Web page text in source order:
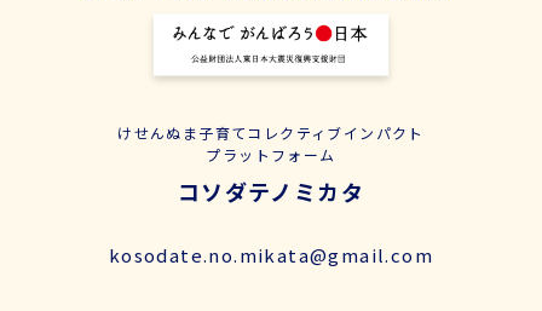
けせんぬま子育てコレクティブインパクト
プラットフォーム
コソダテノミカタ
kosodate.no.mikata@gmail.com